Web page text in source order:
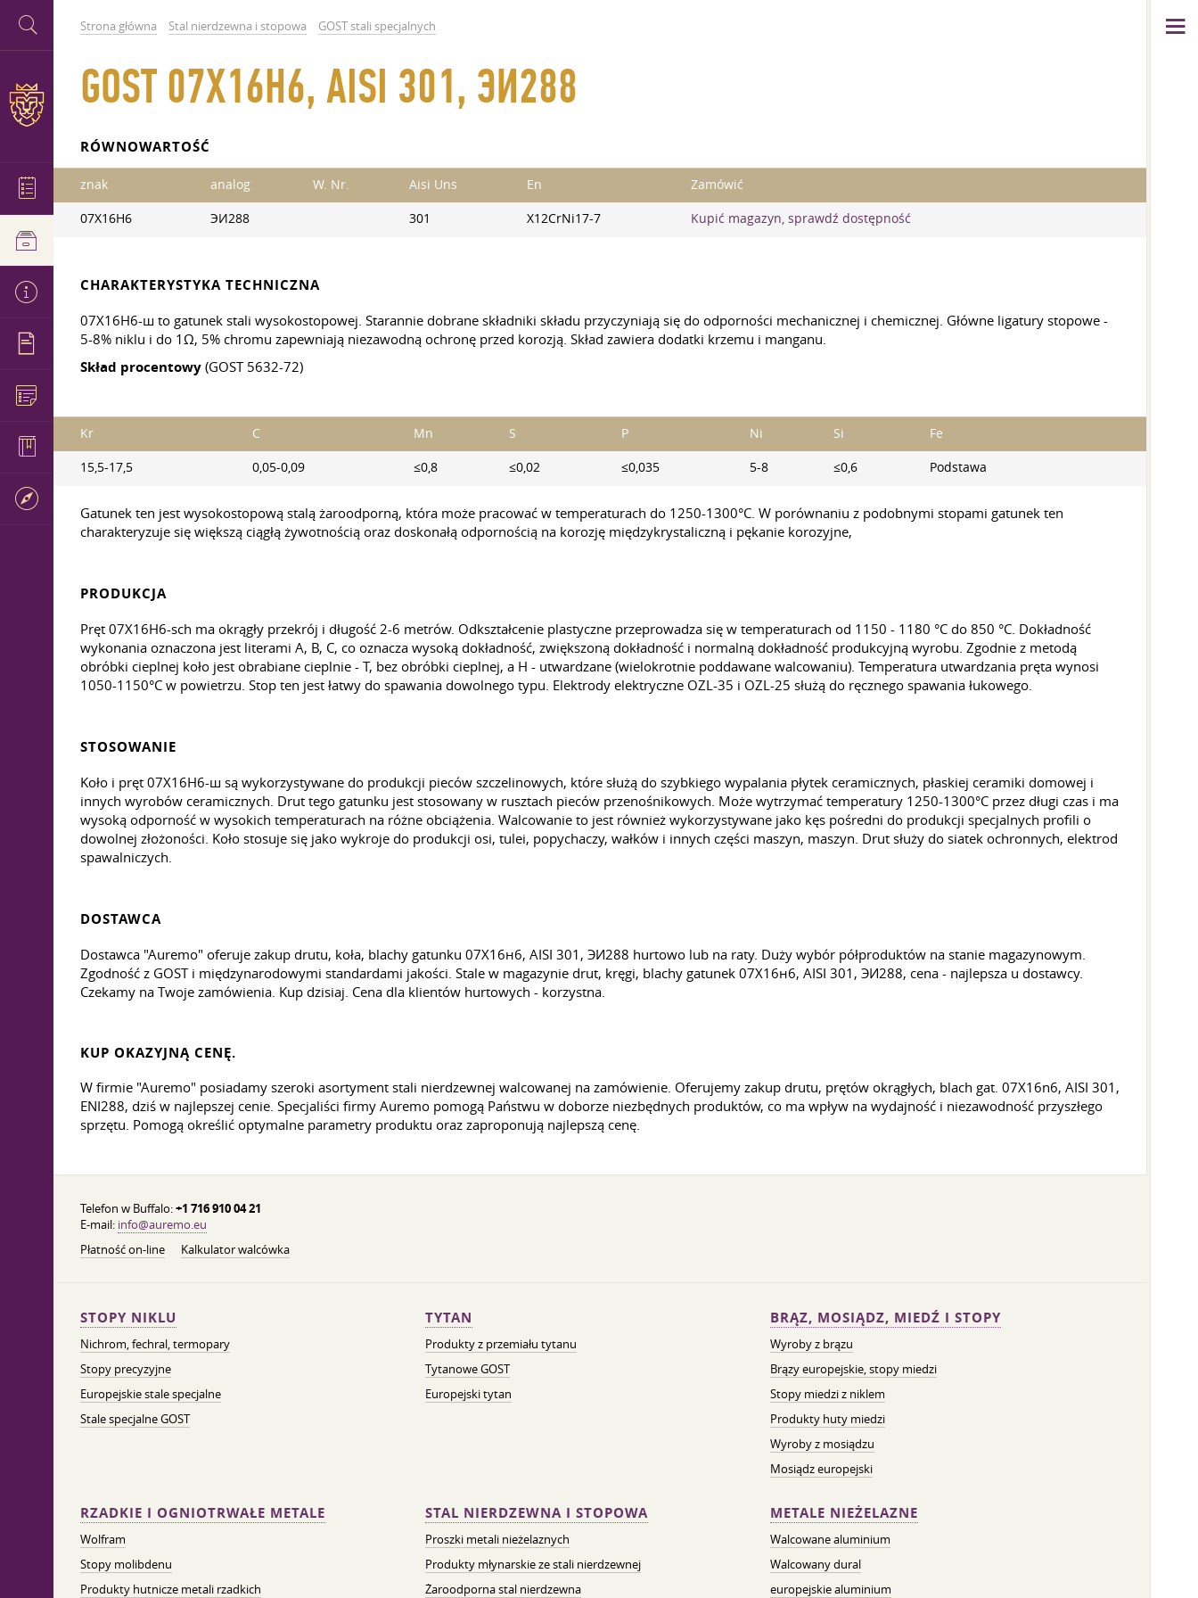
Strona główna Stal nierdzewna i stopowa GOST stali specjalnych
GOST 07Х16Н6, AISI 301, ЭИ288
RÓWNOWARTOŚĆ
znak analog W. Nr. Aisi Uns En Zamówić
07X16H6 ЭИ288 301 X12CrNi17-7 Kupić magazyn, sprawdź dostępność
CHARAKTERYSTYKA TECHNICZNA
07Х16Н6-ш to gatunek stali wysokostopowej. Starannie dobrane składniki składu przyczyniają się do odporności mechanicznej i chemicznej. Główne ligatury stopowe -
5-8% niklu i do 1Ω, 5% chromu zapewniają niezawodną ochronę przed korozją. Skład zawiera dodatki krzemu i manganu.
Skład procentowy (GOST 5632-72)
Kr C Mn S P Ni Si Fe
15,5-17,5 0,05-0,09 ≤0,8 ≤0,02 ≤0,035 5-8 ≤0,6 Podstawa
Gatunek ten jest wysokostopową stalą żaroodporną, która może pracować w temperaturach do 1250-1300°C. W porównaniu z podobnymi stopami gatunek ten
charakteryzuje się większą ciągłą żywotnością oraz doskonałą odpornością na korozję międzykrystaliczną i pękanie korozyjne,
PRODUKCJA
Pręt 07X16H6-sch ma okrągły przekrój i długość 2-6 metrów. Odkształcenie plastyczne przeprowadza się w temperaturach od 1150 - 1180 °C do 850 °C. Dokładność
wykonania oznaczona jest literami A, B, C, co oznacza wysoką dokładność, zwiększoną dokładność i normalną dokładność produkcyjną wyrobu. Zgodnie z metodą
obróbki cieplnej koło jest obrabiane cieplnie - T, bez obróbki cieplnej, a H - utwardzane (wielokrotnie poddawane walcowaniu). Temperatura utwardzania pręta wynosi
1050-1150°C w powietrzu. Stop ten jest łatwy do spawania dowolnego typu. Elektrody elektryczne OZL-35 i OZL-25 służą do ręcznego spawania łukowego.
STOSOWANIE
Koło i pręt 07Х16Н6-ш są wykorzystywane do produkcji pieców szczelinowych, które służą do szybkiego wypalania płytek ceramicznych, płaskiej ceramiki domowej i
innych wyrobów ceramicznych. Drut tego gatunku jest stosowany w rusztach pieców przenośnikowych. Może wytrzymać temperatury 1250-1300°C przez długi czas i ma
wysoką odporność w wysokich temperaturach na różne obciążenia. Walcowanie to jest również wykorzystywane jako kęs pośredni do produkcji specjalnych profili o
dowolnej złożoności. Koło stosuje się jako wykroje do produkcji osi, tulei, popychaczy, wałków i innych części maszyn, maszyn. Drut służy do siatek ochronnych, elektrod
spawalniczych.
DOSTAWCA
Dostawca "Auremo" oferuje zakup drutu, koła, blachy gatunku 07Х16н6, AISI 301, ЭИ288 hurtowo lub na raty. Duży wybór półproduktów na stanie magazynowym.
Zgodność z GOST i międzynarodowymi standardami jakości. Stale w magazynie drut, kręgi, blachy gatunek 07Х16н6, AISI 301, ЭИ288, cena - najlepsza u dostawcy.
Czekamy na Twoje zamówienia. Kup dzisiaj. Cena dla klientów hurtowych - korzystna.
KUP OKAZYJNĄ CENĘ.
W firmie "Auremo" posiadamy szeroki asortyment stali nierdzewnej walcowanej na zamówienie. Oferujemy zakup drutu, prętów okrągłych, blach gat. 07X16n6, AISI 301,
ENI288, dziś w najlepszej cenie. Specjaliści firmy Auremo pomogą Państwu w doborze niezbędnych produktów, co ma wpływ na wydajność i niezawodność przyszłego
sprzętu. Pomogą określić optymalne parametry produktu oraz zaproponują najlepszą cenę.
Telefon w Buffalo:+1 716 910 04 21
E-mail: info@auremo.eu
Płatność on-line
Kalkulator walcówka
STOPY NIKLU
Nichrom, fechral, termopary
Stopy precyzyjne
Europejskie stale specjalne
Stale specjalne GOST
TYTAN
Produkty z przemiału tytanu
Tytanowe GOST
Europejski tytan
BRĄZ, MOSIĄDZ, MIEDŹ I STOPY
Wyroby z brązu
Brązy europejskie, stopy miedzi
Stopy miedzi z niklem
Produkty huty miedzi
Wyroby z mosiądzu
Mosiądz europejski
RZADKIE I OGNIOTRWAŁE METALE
Wolfram
Stopy molibdenu
Produkty hutnicze metali rzadkich
STAL NIERDZEWNA I STOPOWA
Proszki metali nieżelaznych
Produkty młynarskie ze stali nierdzewnej
Żaroodporna stal nierdzewna
METALE NIEŻELAZNE
Walcowane aluminium
Walcowany dural
europejskie aluminium